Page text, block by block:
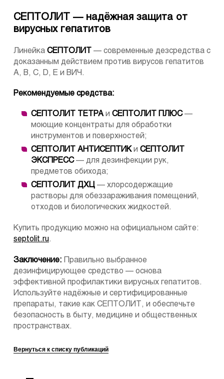
СЕПТОЛИТ — надёжная защита от
вирусных гепатитов
Линейка СЕПТОЛИТ
— современные дезсредства с
доказанным действием против вирусов гепатитов
A, B, C, D, E и ВИЧ.
Рекомендуемые средства:
СЕПТОЛИТ ТЕТРАи СЕПТОЛИТ ПЛЮС—
моющие концентраты для обработки
инструментов и поверхностей;
СЕПТОЛИТ АНТИСЕПТИКи СЕПТОЛИТ
ЭКСПРЕСС— для дезинфекции рук,
предметов обихода;
СЕПТОЛИТ ДХЦ — хлорсодержащие
растворы для обеззараживания помещений,
отходов и биологических жидкостей.
Купить продукцию можно на официальном сайте:
septolit.ru.
Заключение: Правильно выбранное
дезинфицирующее средство — основа
эффективной профилактики вирусных гепатитов.
Используйте надёжные и сертифицированные
препараты, такие как СЕПТОЛИТ, и обеспечьте
безопасность в быту, медицине и общественных
пространствах.
Вернуться к списку публикаций